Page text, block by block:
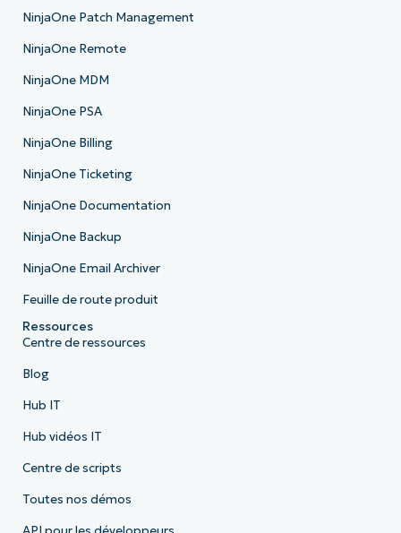
NinjaOne Patch Management
NinjaOne Remote
NinjaOne MDM
NinjaOne PSA
NinjaOne Billing
NinjaOne Ticketing
NinjaOne Documentation
NinjaOne Backup
NinjaOne Email Archiver
Feuille de route produit
Ressources
Centre de ressources
Blog
Hub IT
Hub vidéos IT
Centre de scripts
Toutes nos démos